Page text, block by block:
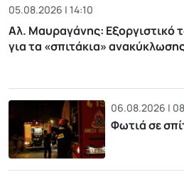
05.08.2026 | 14:10
Αλ. Μαυραγάνης: Εξοργιστικό
για τα «σπιτάκια»
06.08.2026 |
Φωτιά σε